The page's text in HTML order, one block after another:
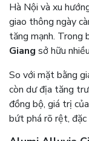
Hà Nội và xu
giao thông ngày
tăng mạnh. Trong
Giang sở hữu
So với mặt bằng
còn dư địa tăng
đồng bộ, giá trị
bứt phá rõ rệt,